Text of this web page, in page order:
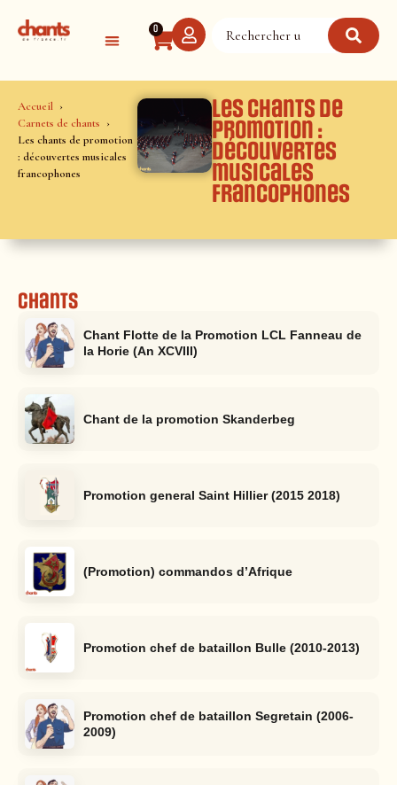
0
Accueil
Carnets de chants
Les chants de promotion
: découvertes musicales
francophones
Les chants de
promotion :
découvertes
musicales
francophones
Chants
Chant Flotte de la Promotion LCL Fanneau de
la Horie (An XCVIII)
Chant de la promotion Skanderbeg
Promotion general Saint Hillier (2015 2018)
(Promotion) commandos d’Afrique
Promotion chef de bataillon Bulle (2010-2013)
Promotion chef de bataillon Segretain (2006-
2009)